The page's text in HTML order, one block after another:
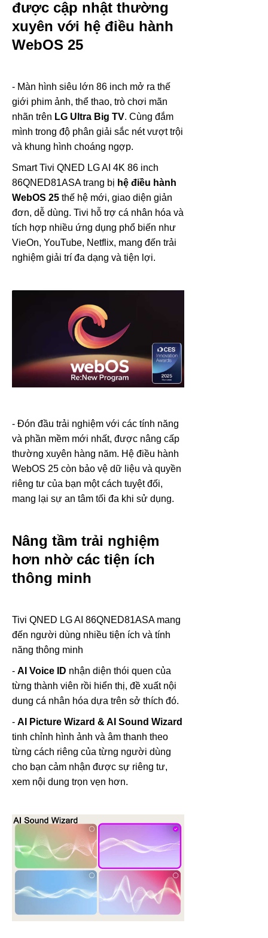
được cập nhật thường
xuyên với hệ điều hành
WebOS 25
- Màn hình siêu lớn 86 inch mở ra thế
giới phim ảnh, thể thao, trò chơi mãn
nhãn trên LG Ultra Big TV. Cùng đắm
mình trong độ phân giải sắc nét vượt trội
và khung hình choáng ngợp.
Smart Tivi QNED LG AI 4K 86 inch
86QNED81ASA trang bị hệ điều hành
WebOS 25 thế hệ mới, giao diện giản
đơn, dễ dùng. Tivi hỗ trợ cá nhân hóa và
tích hợp nhiều ứng dụng phổ biến như
VieOn, YouTube, Netflix, mang đến trải
nghiệm giải trí đa dạng và tiện lợi.
- Đón đầu trải nghiệm với các tính năng
và phần mềm mới nhất, được nâng cấp
thường xuyên hàng năm. Hệ điều hành
WebOS 25 còn bảo vệ dữ liệu và quyền
riêng tư của bạn một cách tuyệt đối,
mang lại sự an tâm tối đa khi sử dụng.
Nâng tầm trải nghiệm
hơn nhờ các tiện ích
thông minh
Tivi QNED LG AI 86QNED81ASA mang
đến người dùng nhiều tiện ích và tính
năng thông minh
- AI Voice ID nhận diện thói quen của
từng thành viên rồi hiển thị, đề xuất nội
dung cá nhân hóa dựa trên sở thích đó.
- AI Picture Wizard & AI Sound Wizard
tinh chỉnh hình ảnh và âm thanh theo
từng cách riêng của từng người dùng
cho bạn cảm nhận được sự riêng tư,
xem nội dung trọn vẹn hơn.